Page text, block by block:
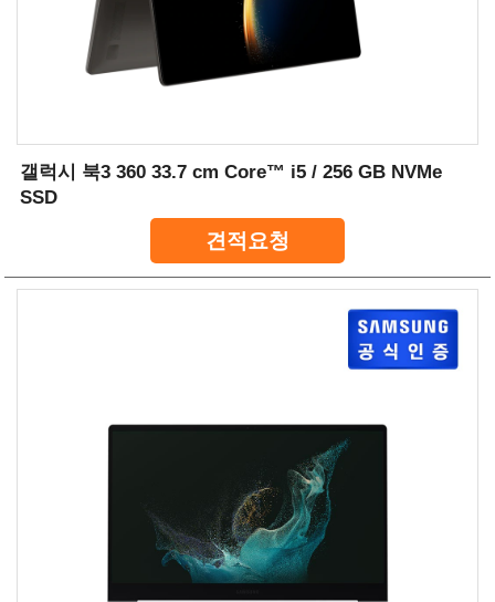
갤럭시 북3 360 33.7 cm Core™ i5 / 256 GB NVMe
SSD
견적요청